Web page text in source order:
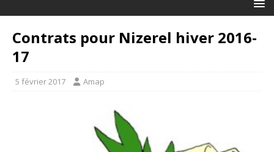
Contrats pour Nizerel hiver 2016-
17
5 février 2017 Amap